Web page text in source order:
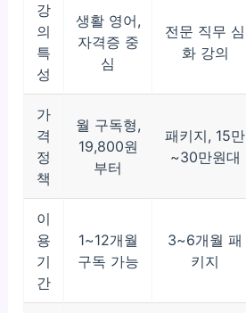
강
의
특
성
생활 영어,
자격증 중
심
전문 직무 심
화 강의
가
격
정
책
월 구독형,
19,800원
부터
패키지, 15만
~30만원대
이
용
기
간
1~12개월
구독 가능
3~6개월 패
키지